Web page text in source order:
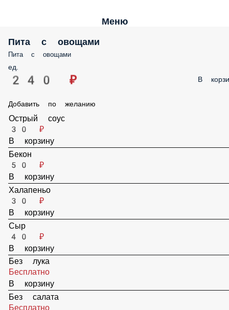
Меню
Пита с овощами
Пита с овощами
ед.
240 ₽ В
Добавить по желанию
Острый соус
30 ₽
В корзину
Бекон
50 ₽
В корзину
Халапеньо
30 ₽
В корзину
Сыр
40 ₽
В корзину
Без лука
Бесплатно